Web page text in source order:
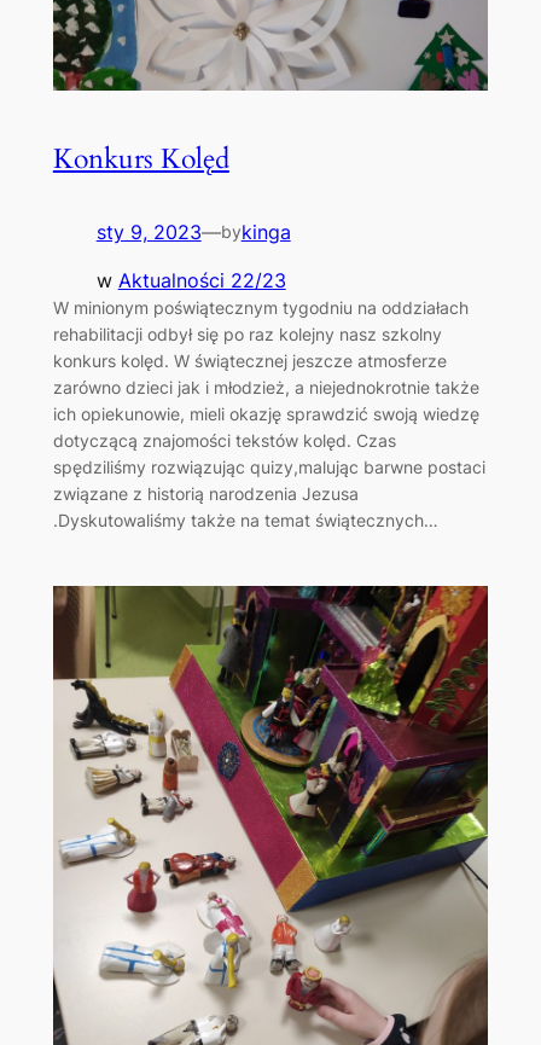
Konkurs Kolęd
sty 9, 2023—bykinga
w Aktualności 22/23
W minionym poświątecznym tygodniu na oddziałach
rehabilitacji odbył się po raz kolejny nasz szkolny
konkurs kolęd. W świątecznej jeszcze atmosferze
zarówno dzieci jak i młodzież, a niejednokrotnie także
ich opiekunowie, mieli okazję sprawdzić swoją wiedzę
dotyczącą znajomości tekstów kolęd. Czas
spędziliśmy rozwiązując quizy,malując barwne postaci
związane z historią narodzenia Jezusa
.Dyskutowaliśmy także na temat świątecznych…